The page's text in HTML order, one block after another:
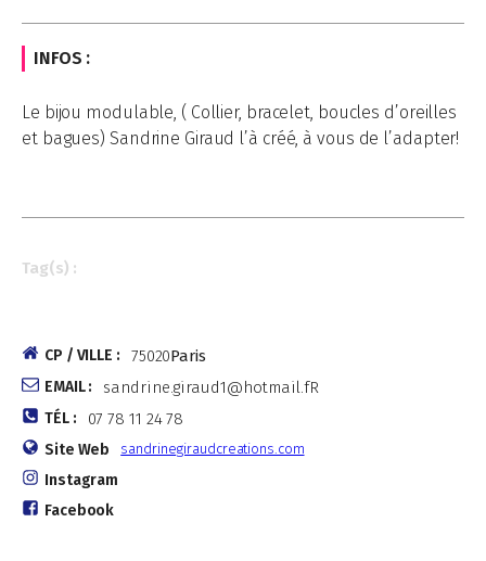
INFOS :
Le bijou modulable, ( Collier, bracelet, boucles d’oreilles
et bagues) Sandrine Giraud l’à créé, à vous de l’adapter!
Tag(s) :
CP / VILLE : 75020Paris
EMAIL : sandrine.giraud1@hotmail.fR
TÉL : 07 78 11 24 78
Site Web sandrinegiraudcreations.com
Instagram
Facebook